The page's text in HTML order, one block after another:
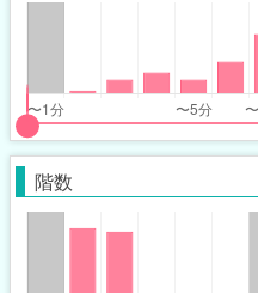
階数